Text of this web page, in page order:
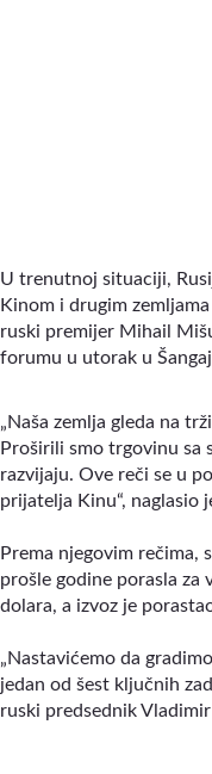
U trenutnoj situaciji,
Kinom i drugim
ruski premijer Mihail
forumu u utorak u
„Naša zemlja gleda na
Proširili smo trgovinu sa
razvijaju. Ove reči se u
prijatelja Kinu“, naglasio
Prema njegovim rečima,
prošle godine porasla za
dolara, a izvoz je
„Nastavićemo da
jedan od šest ključnih
ruski predsednik